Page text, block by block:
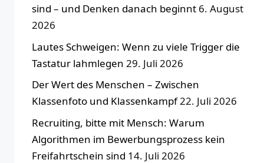
sind – und Denken danach beginnt 6. August
2026
Lautes Schweigen: Wenn zu viele Trigger die
Tastatur lahmlegen 29. Juli 2026
Der Wert des Menschen – Zwischen
Klassenfoto und Klassenkampf22. Juli 2026
Recruiting, bitte mit Mensch: Warum
Algorithmen im Bewerbungsprozess kein
Freifahrtschein sind 14. Juli 2026